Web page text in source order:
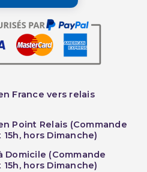
France vers relais
Point Relais (Commande
hors Dimanche)
Domicile (Commande
hors Dimanche)